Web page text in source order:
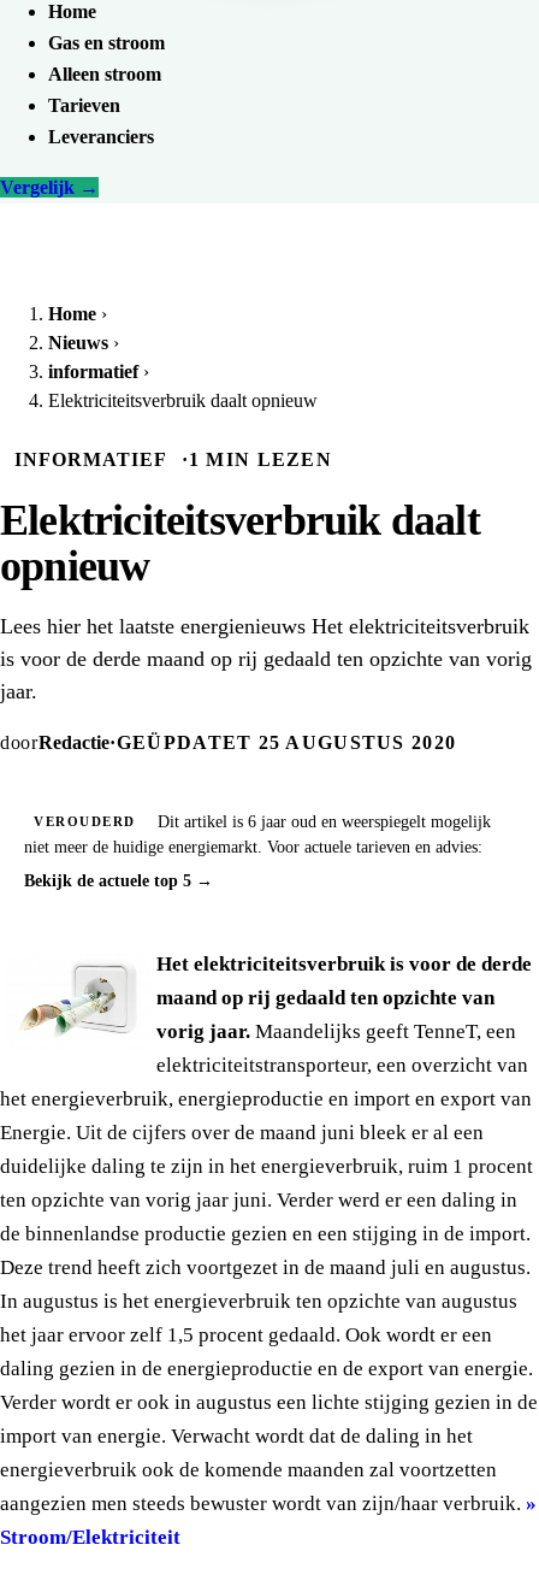
Home
Gas en stroom
Alleen stroom
Tarieven
Leveranciers
Vergelijk →
Home ›
Nieuws ›
informatief ›
Elektriciteitsverbruik daalt opnieuw
INFORMATIEF ·1 MIN LEZEN
Elektriciteitsverbruik daalt
opnieuw
Lees hier het laatste energienieuws Het elektriciteitsverbruik
is voor de derde maand op rij gedaald ten opzichte van vorig
jaar.
doorRedactie·GEÜPDATET 25 AUGUSTUS 2020
VEROUDERD
Dit artikel is 6 jaar oud en weerspiegelt mogelijk
niet meer de huidige energiemarkt. Voor actuele tarieven en advies:
Bekijk de actuele top 5 →
Het elektriciteitsverbruik is voor de derde
maand op rij gedaald ten opzichte van
vorig jaar. Maandelijks geeft TenneT, een
elektriciteitstransporteur, een overzicht van
het energieverbruik, energieproductie en import en export van
Energie. Uit de cijfers over de maand juni bleek er al een
duidelijke daling te zijn in het energieverbruik, ruim 1 procent
ten opzichte van vorig jaar juni. Verder werd er een daling in
de binnenlandse productie gezien en een stijging in de import.
Deze trend heeft zich voortgezet in de maand juli en augustus.
In augustus is het energieverbruik ten opzichte van augustus
het jaar ervoor zelf 1,5 procent gedaald. Ook wordt er een
daling gezien in de energieproductie en de export van energie.
Verder wordt er ook in augustus een lichte stijging gezien in de
import van energie. Verwacht wordt dat de daling in het
energieverbruik ook de komende maanden zal voortzetten
aangezien men steeds bewuster wordt van zijn/haar verbruik. »
Stroom/Elektriciteit